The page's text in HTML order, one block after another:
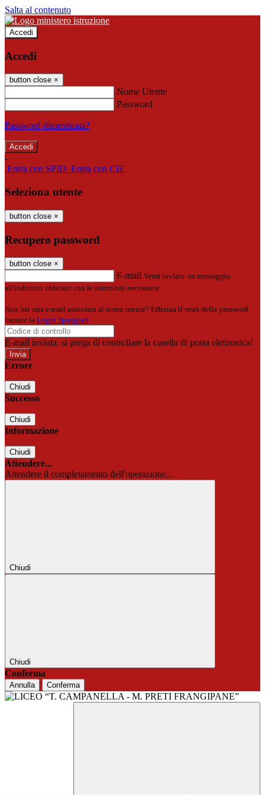
Salta al contenuto
Accedi
Accedi
button close ×
Nome Utente
Password
Password dimenticata?
-
Entra con SPID Entra con CIE
Seleziona utente
button close ×
Recupero password
button close ×
E-mail Verrà inviato un messaggio
all'indirizzo indicato con le istruzioni necessarie.
Non hai una e-mail associata al nome utente? Effettua il reset della password
tramite la Login Spaggiari
E-mail inviata, si prega di controllare la casella di posta elettronica!
Errore
Chiudi
Successo
Chiudi
Informazione
Chiudi
Attendere...
Attendere il completamento dell'operazione...
Chiudi
Chiudi
Conferma
Annulla Conferma